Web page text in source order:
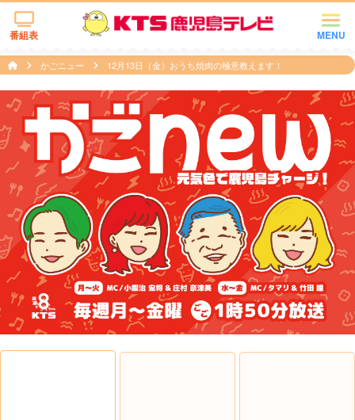
MENU
番組表
かごニュー 12月13日（金）おうち焼肉の極意教えます！